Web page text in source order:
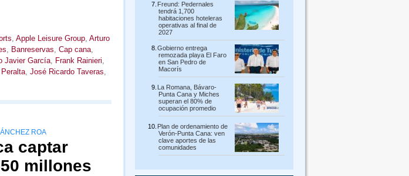
, Apple Leisure Group, Arturo
, Banreservas, Cap cana,
Javier García, Frank Rainieri,
, José Ricardo Taveras,
ROA
captar
millones
Freund: Pedernales
tendrá 1,700
habitaciones hoteleras
operativas al final de
2027
Gobierno entrega
remozada playa El Faro
en San Pedro de
Macorís
La Romana, Bávaro-
Punta Cana y Miches
superan el 80% de
ocupación promedio
Plan de ordenamiento de
Verón-Punta Cana: ven
clave aportes de las
comunidades